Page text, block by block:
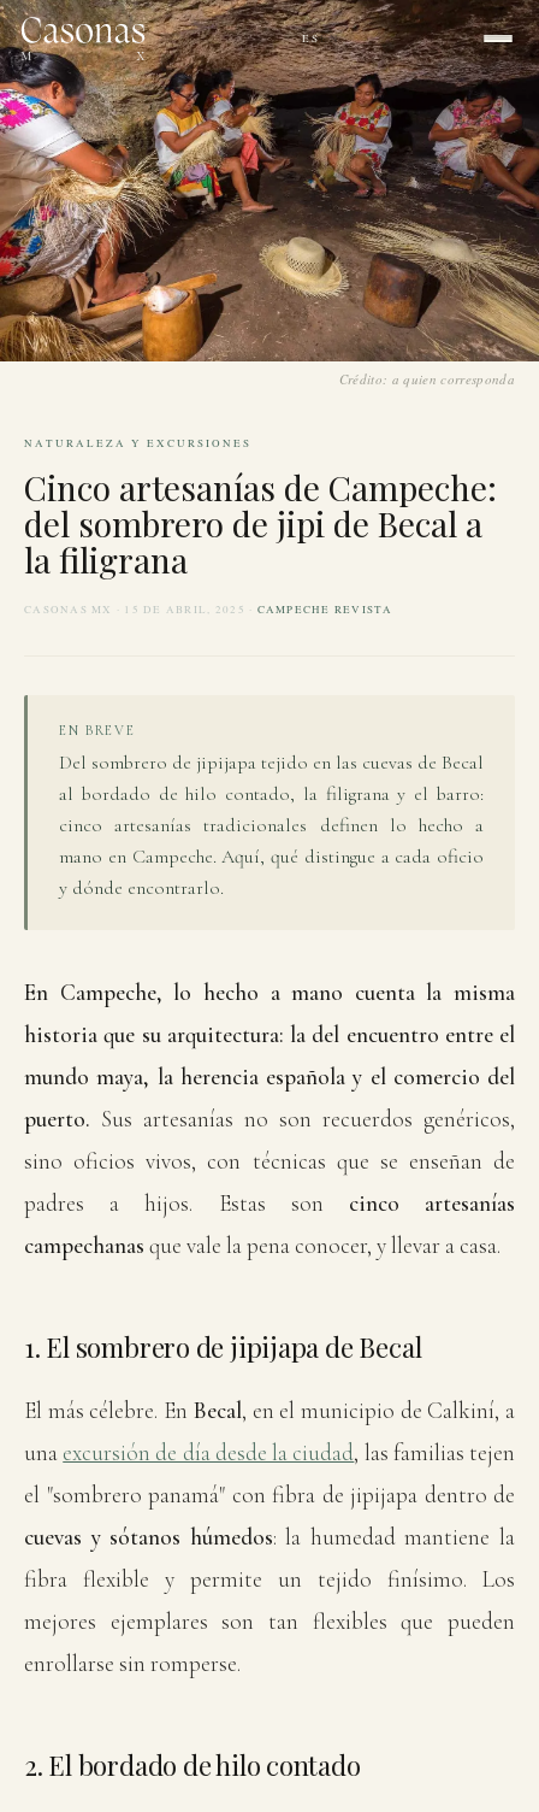
ES|EN
Crédito: a quien corresponda
NATURALEZA Y EXCURSIONES
Cinco artesanías de Campeche:
del sombrero de jipi de Becal a
la filigrana
CASONAS MX · 15 DE ABRIL, 2025 · CAMPECHE REVISTA
EN BREVE
Del sombrero de jipijapa tejido en las cuevas de Becal
al bordado de hilo contado, la filigrana y el barro:
cinco artesanías tradicionales definen lo hecho a
mano en Campeche. Aquí, qué distingue a cada oficio
y dónde encontrarlo.
En Campeche, lo hecho a mano cuenta la misma
historia que su arquitectura: la del encuentro entre el
mundo maya, la herencia española y el comercio del
puerto. Sus artesanías no son recuerdos genéricos,
sino oficios vivos, con técnicas que se enseñan de
padres a hijos. Estas son cinco artesanías
campechanas que vale la pena conocer, y llevar a casa.
1. El sombrero de jipijapa de Becal
El más célebre. En Becal, en el municipio de Calkiní, a
una excursión de día desde la ciudad, las familias tejen
el "sombrero panamá" con fibra de jipijapa dentro de
cuevas y sótanos húmedos: la humedad mantiene la
fibra flexible y permite un tejido finísimo. Los
mejores ejemplares son tan flexibles que pueden
enrollarse sin romperse.
2. El bordado de hilo contado